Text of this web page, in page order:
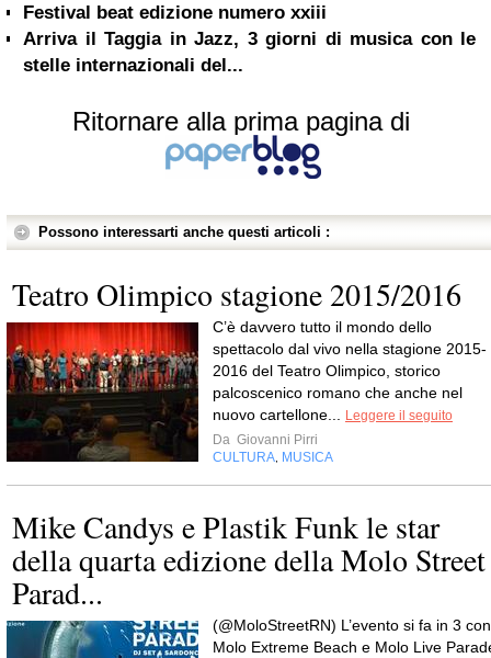
Festival beat edizione numero xxiii
Arriva il Taggia in Jazz, 3 giorni di musica con le
stelle internazionali del...
Ritornare alla prima pagina di
Possono interessarti anche questi articoli :
Teatro Olimpico stagione 2015/2016
C’è davvero tutto il mondo dello
spettacolo dal vivo nella stagione 2015-
2016 del Teatro Olimpico, storico
palcoscenico romano che anche nel
nuovo cartellone...
Leggere il seguito
Da Giovanni Pirri
CULTURA MUSICA
Mike Candys e Plastik Funk le star
della quarta edizione della Molo Street
Parad...
(@MoloStreetRN) L’evento si fa in 3 con
Molo Extreme Beach e Molo Live